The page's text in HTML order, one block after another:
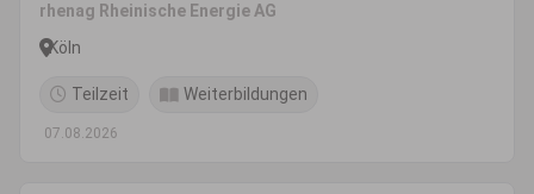
rhenag Rheinische Energie AG
Köln
Teilzeit Weiterbildungen
07.08.2026